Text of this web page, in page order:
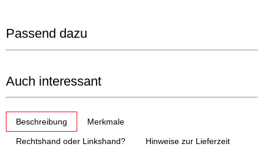
Passend dazu
Auch interessant
Beschreibung Merkmale
Rechtshand oder Linkshand? Hinweise zur Lieferzeit